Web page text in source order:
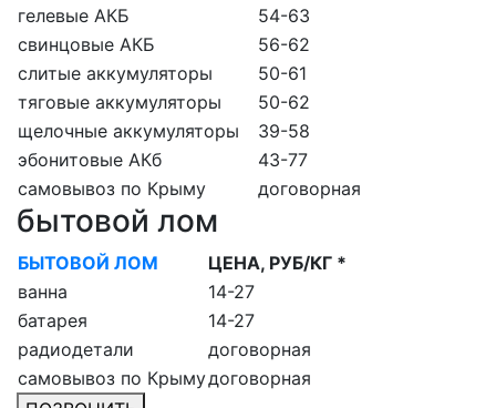
гелевые АКБ
54-63
свинцовые АКБ
56-62
слитые аккумуляторы
50-61
тяговые аккумуляторы
50-62
щелочные аккумуляторы
39-58
эбонитовые АКб
43-77
самовывоз по Крыму
договорная
бытовой лом
БЫТОВОЙ ЛОМ
ЦЕНА, РУБ/КГ *
ванна
14-27
батарея
14-27
радиодетали
договорная
самовывоз по Крымудоговорная